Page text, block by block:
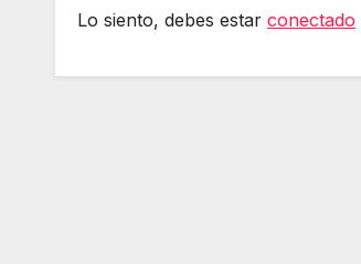
Lo siento, debes estar conectado